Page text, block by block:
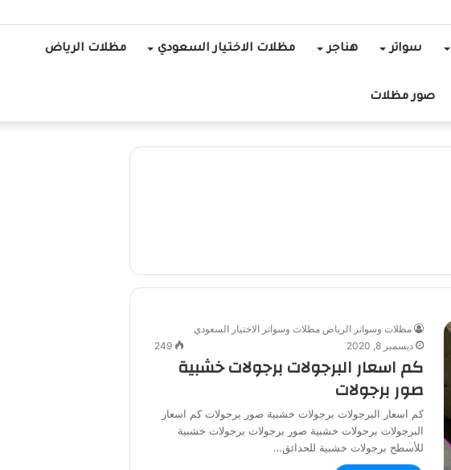
سواتر هناجر مظلات الاختيار السعودي مظلات الرياض
صور مظلات
مظلات وسواتر الرياض مظلات وسواتر الاختيار السعودي
ديسمبر 8, 2020
249
كم اسعار البرجولات برجولات خشبية
صور برجولات
كم اسعار البرجولات برجولات خشبية صور برجولات كم اسعار
البرجولات برجولات خشبية صور برجولات برجولات خشبية
للأسطح برجولات خشبية للحدائق…